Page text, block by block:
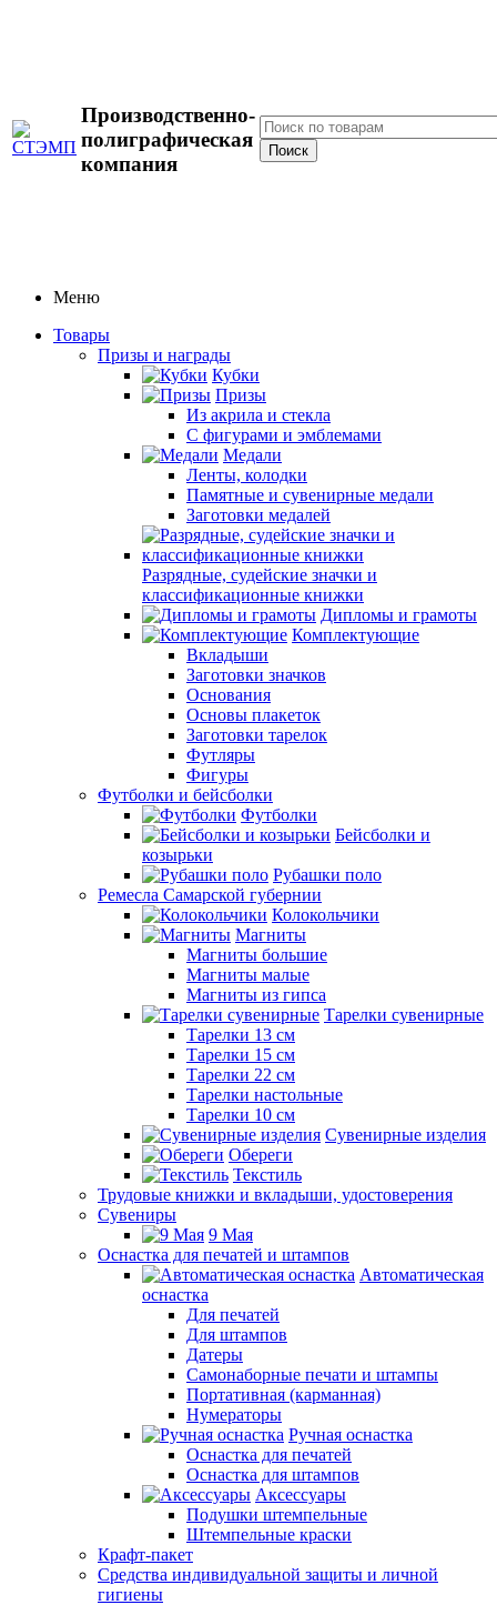
Производственно-
полиграфическая
компания
Меню
Товары
Призы и награды
Кубки
Призы
Из акрила и стекла
С фигурами и эмблемами
Медали
Ленты, колодки
Памятные и сувенирные медали
Заготовки медалей
Разрядные, судейские значки и
классификационные книжки
Дипломы и грамоты
Комплектующие
Вкладыши
Заготовки значков
Основания
Основы плакеток
Заготовки тарелок
Футляры
Фигуры
Футболки и бейсболки
Футболки
Бейсболки и
козырьки
Рубашки поло
Ремесла Самарской губернии
Колокольчики
Магниты
Магниты большие
Магниты малые
Магниты из гипса
Тарелки сувенирные
Тарелки 13 см
Тарелки 15 см
Тарелки 22 см
Тарелки настольные
Тарелки 10 см
Сувенирные изделия
Обереги
Текстиль
Трудовые книжки и вкладыши, удостоверения
Сувениры
9 Мая
Оснастка для печатей и штампов
Автоматическая
оснастка
Для печатей
Для штампов
Датеры
Самонаборные печати и штампы
Портативная (карманная)
Нумераторы
Ручная оснастка
Оснастка для печатей
Оснастка для штампов
Аксессуары
Подушки штемпельные
Штемпельные краски
Крафт-пакет
Средства индивидуальной защиты и личной
гигиены